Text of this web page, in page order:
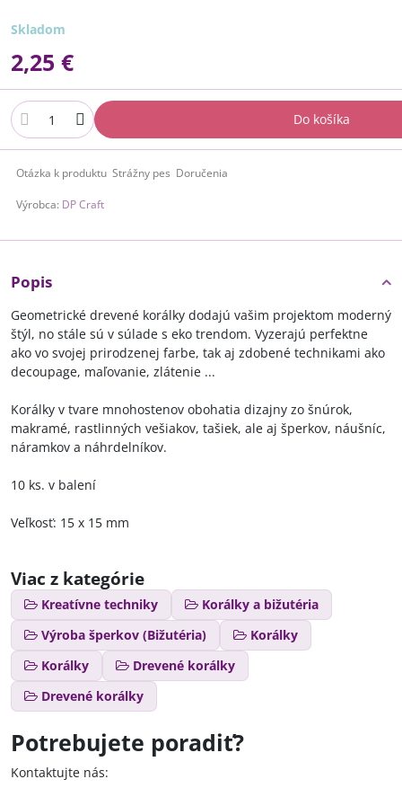
Skladom
2,25 €
Do košíka
Otázka k produktu Strážny pes Doručenia
Výrobca: DP Craft
Popis
Geometrické drevené korálky dodajú vašim projektom moderný
štýl, no stále sú v súlade s eko trendom. Vyzerajú perfektne
ako vo svojej prirodzenej farbe, tak aj zdobené technikami ako
decoupage, maľovanie, zlátenie ...
Korálky v tvare mnohostenov obohatia dizajny zo šnúrok,
makramé, rastlinných vešiakov, tašiek, ale aj šperkov, náušníc,
náramkov a náhrdelníkov.
10 ks. v balení
Veľkosť: 15 x 15 mm
Viac z kategórie
Kreatívne techniky
Korálky a bižutéria
Výroba šperkov (Bižutéria)
Korálky
Korálky
Drevené korálky
Drevené korálky
Potrebujete poradiť?
Kontaktujte nás: